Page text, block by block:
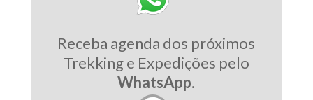
Receba agenda dos próximos
Trekking e Expedições pelo
WhatsApp.